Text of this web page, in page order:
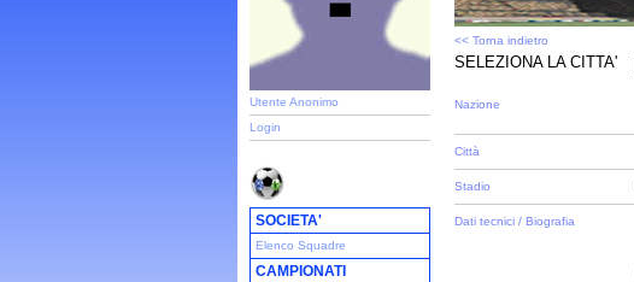
Utente Anonimo
Login
SOCIETA'
Elenco Squadre
CAMPIONATI
<< Torna indietro
SELEZIONA LA CITTA'
Nazione
Città
Stadio
Dati tecnici / Biografia